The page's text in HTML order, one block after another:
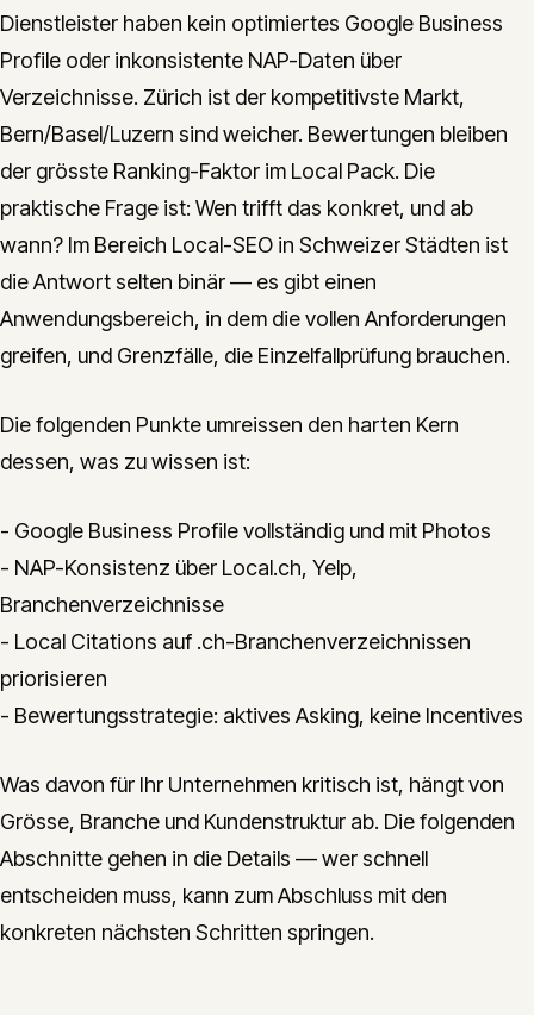
Dienstleister haben kein optimiertes Google Business
Profile oder inkonsistente NAP-Daten über
Verzeichnisse. Zürich ist der kompetitivste Markt,
Bern/Basel/Luzern sind weicher. Bewertungen bleiben
der grösste Ranking-Faktor im Local Pack. Die
praktische Frage ist: Wen trifft das konkret, und ab
wann? Im Bereich Local-SEO in Schweizer Städten ist
die Antwort selten binär — es gibt einen
Anwendungsbereich, in dem die vollen Anforderungen
greifen, und Grenzfälle, die Einzelfallprüfung brauchen.
Die folgenden Punkte umreissen den harten Kern
dessen, was zu wissen ist:
- Google Business Profile vollständig und mit Photos
- NAP-Konsistenz über Local.ch, Yelp,
Branchenverzeichnisse
- Local Citations auf .ch-Branchenverzeichnissen
priorisieren
- Bewertungsstrategie: aktives Asking, keine Incentives
Was davon für Ihr Unternehmen kritisch ist, hängt von
Grösse, Branche und Kundenstruktur ab. Die folgenden
Abschnitte gehen in die Details — wer schnell
entscheiden muss, kann zum Abschluss mit den
konkreten nächsten Schritten springen.